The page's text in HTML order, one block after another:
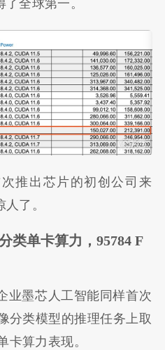
全球第一。
推出芯片的初创公司来
了。
类单卡算力，95784 F
业墨芯人工智能同样首次
分类模型的推理任务上取
卡算力表现。